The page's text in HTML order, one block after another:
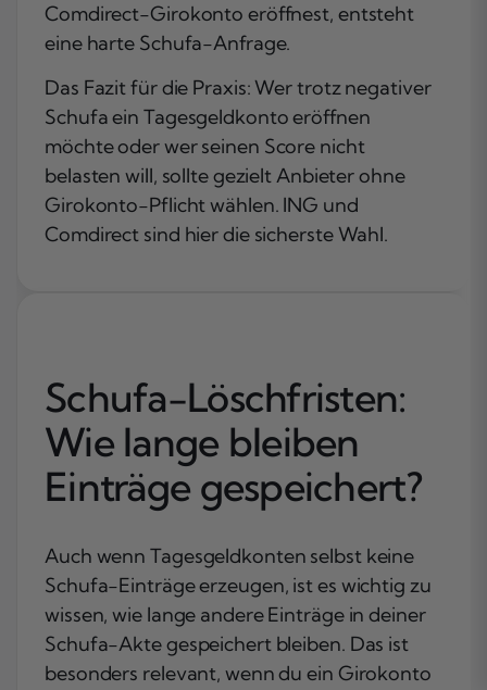
Comdirect-Girokonto eröffnest, entsteht
eine harte Schufa-Anfrage.
Das Fazit für die Praxis: Wer trotz negativer
Schufa ein Tagesgeldkonto eröffnen
möchte oder wer seinen Score nicht
belasten will, sollte gezielt Anbieter ohne
Girokonto-Pflicht wählen. ING und
Comdirect sind hier die sicherste Wahl.
Schufa-Löschfristen:
Wie lange bleiben
Einträge gespeichert?
Auch wenn Tagesgeldkonten selbst keine
Schufa-Einträge erzeugen, ist es wichtig zu
wissen, wie lange andere Einträge in deiner
Schufa-Akte gespeichert bleiben. Das ist
besonders relevant, wenn du ein Girokonto